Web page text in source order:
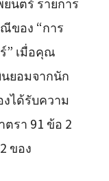
ของ “การ
” เมื่อคุณ
ยอมจากนัก
ได้รับความ
รา 91 ข้อ 2
ของ